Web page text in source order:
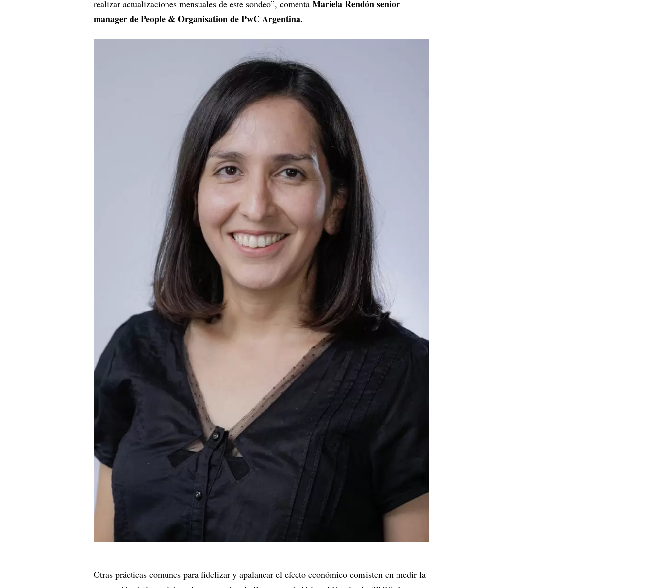
realizar actualizaciones mensuales de este sondeo”, comenta Mariela Rendón senior
manager de People & Organisation de PwC Argentina.
Otras prácticas comunes para fidelizar y apalancar el efecto económico consisten en medir la